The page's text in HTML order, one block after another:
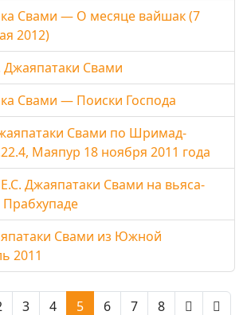
Свами — О месяце вайшак (7
2012)
Джаяпатаки Свами
Свами — Поиски Господа
Свами по Шримад-
Маяпур 18 ноября 2011 года
Джаяпатаки Свами на вьяса-
Свами из Южной
2011
3 4 5 6 7 8